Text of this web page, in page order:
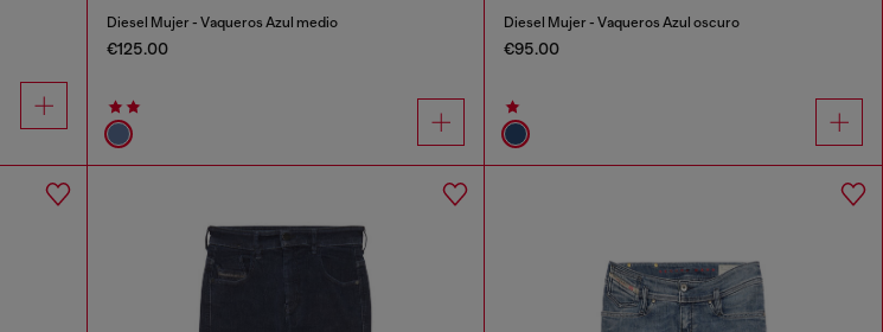
Diesel Mujer - Vaqueros Azul medio
€125.00
Diesel Mujer - Vaqueros Azul oscuro
€95.00